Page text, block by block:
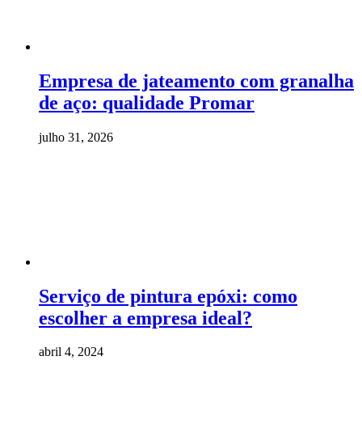
Empresa de jateamento com granalha
de aço: qualidade Promar
julho 31, 2026
Serviço de pintura epóxi: como
escolher a empresa ideal?
abril 4, 2024